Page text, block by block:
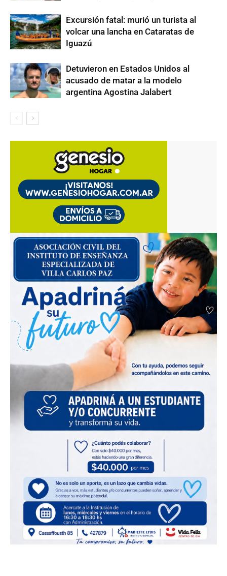
Excursión fatal: murió un turista al
volcar una lancha en Cataratas de
Iguazú
Detuvieron en Estados Unidos al
acusado de matar a la modelo
argentina Agostina Jalabert